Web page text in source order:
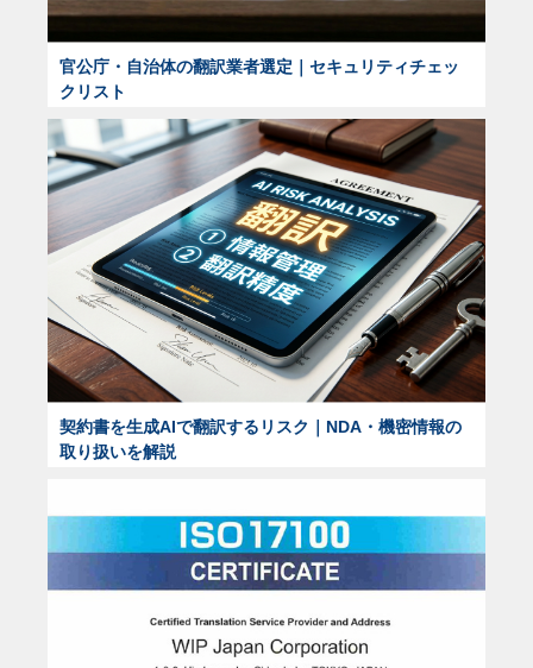
官公庁・自治体の翻訳業者選定｜セキュリティチェッ
クリスト
契約書を生成AIで翻訳するリスク｜NDA・機密情報の
取り扱いを解説